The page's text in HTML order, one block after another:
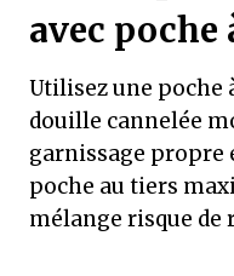
avec poche
Utilisez une poche
douille cannelée
garnissage propre
poche au tiers
mélange risque de